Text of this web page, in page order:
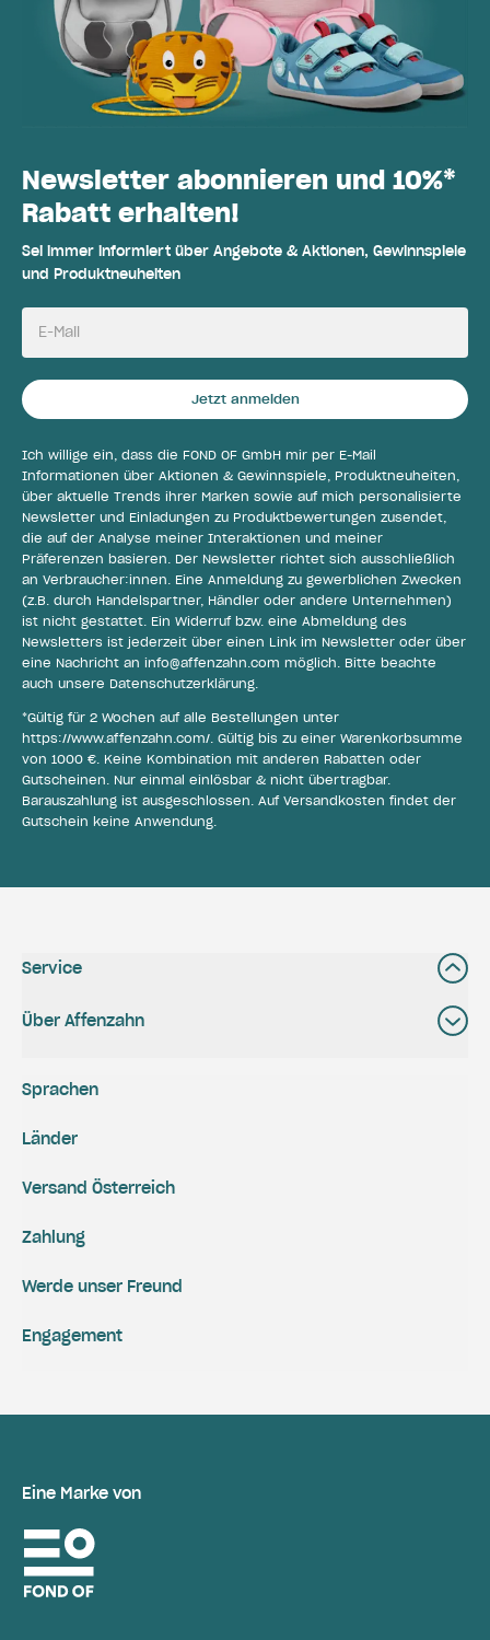
Newsletter abonnieren und 10%*
Rabatt erhalten!
Sei immer informiert über Angebote & Aktionen, Gewinnspiele
und Produktneuheiten
E-Mail
Jetzt anmelden
Ich willige ein, dass die FOND OF GmbH mir per E-Mail
Informationen über Aktionen & Gewinnspiele, Produktneuheiten,
über aktuelle Trends ihrer Marken sowie auf mich personalisierte
Newsletter und Einladungen zu Produktbewertungen zusendet,
die auf der Analyse meiner Interaktionen und meiner
Präferenzen basieren. Der Newsletter richtet sich ausschließlich
an Verbraucher:innen. Eine Anmeldung zu gewerblichen Zwecken
(z.B. durch Handelspartner, Händler oder andere Unternehmen)
ist nicht gestattet. Ein Widerruf bzw. eine Abmeldung des
Newsletters ist jederzeit über einen Link im Newsletter oder über
eine Nachricht an info@affenzahn.com möglich. Bitte beachte
auch unsere Datenschutzerklärung.
*Gültig für 2 Wochen auf alle Bestellungen unter
https://www.affenzahn.com/. Gültig bis zu einer Warenkorbsumme
von 1000 €. Keine Kombination mit anderen Rabatten oder
Gutscheinen. Nur einmal einlösbar & nicht übertragbar.
Barauszahlung ist ausgeschlossen. Auf Versandkosten findet der
Gutschein keine Anwendung.
Service
Über Affenzahn
Versand Österreich
Zahlung
Engagement
Werde unser Freund
Sprachen
Länder
Eine Marke von